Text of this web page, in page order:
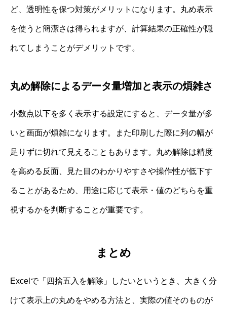
ど、透明性を保つ対策がメリットになります。丸め表示
を使うと簡潔さは得られますが、計算結果の正確性が隠
れてしまうことがデメリットです。
丸め解除によるデータ量増加と表示の煩雑さ
小数点以下を多く表示する設定にすると、データ量が多
いと画面が煩雑になります。また印刷した際に列の幅が
足りずに切れて見えることもあります。丸め解除は精度
を高める反面、見た目のわかりやすさや操作性が低下す
ることがあるため、用途に応じて表示・値のどちらを重
視するかを判断することが重要です。
まとめ
Excelで「四捨五入を解除」したいというとき、大きく分
けて表示上の丸めをやめる方法と、実際の値そのものが